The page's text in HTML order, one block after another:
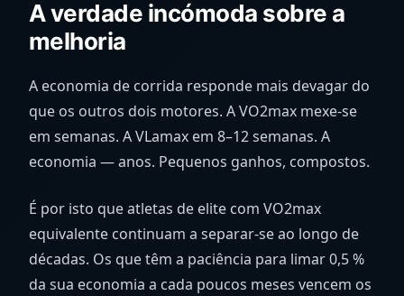
A verdade incómoda sobre a
melhoria
A economia de corrida responde mais devagar do
que os outros dois motores. A VO2max mexe-se
em semanas. A VLamax em 8–12 semanas. A
economia — anos. Pequenos ganhos, compostos.
É por isto que atletas de elite com VO2max
equivalente continuam a separar-se ao longo de
décadas. Os que têm a paciência para limar 0,5 %
da sua economia a cada poucos meses vencem os